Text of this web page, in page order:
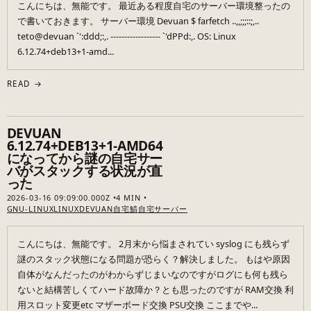
こんにちは、無能です。 最近ある程度自宅のサーバー環境整ったの
で書いておきます。 サーバー環境 Devuan $ farfetch ..,,;;;::;,..
teto@devuan `':ddd;:,. ------------------ `'dPPd:,. OS: Linux
6.12.74+deb13+1-amd...
READ →
DEVUAN
6.12.74+DEB13+1-AMD64
になってから謎の自宅サー
バがスタックする状況が直
った
2026-03-16 09:09:00.000Z
4 MIN
GNU-LINUXLINUXDEVUAN自宅鯖自宅サーバー
こんにちは、無能です。 2月末から悩まされてい syslog にも残らず
謎のスタック状態になる問題が恐らく？解決しました。 もはや原因
自体がなんだったのがわからずじまいなのですがログにも何も残ら
ないと結構苦しくてハード故障か？とも思ったのですが RAM交換 利
用スロット変更etc マザーボード交換 PSU交換 ここまでや...